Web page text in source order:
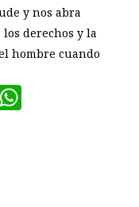
y nos abra
derechos y la
hombre cuando